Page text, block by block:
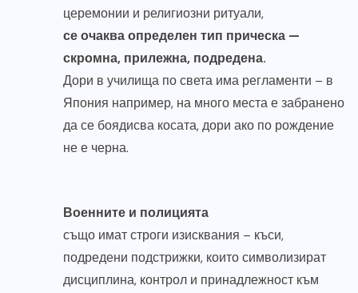
церемонии и религиозни ритуали,
се очаква определен тип прическа —
скромна, прилежна, подредена.
Дори в училища по света има регламенти – в
Япония например, на много места е забранено
да се боядисва косата, дори ако по рождение
не е черна.
Военните и полицията
също имат строги изисквания – къси,
подредени подстрижки, които символизират
дисциплина, контрол и принадлежност към